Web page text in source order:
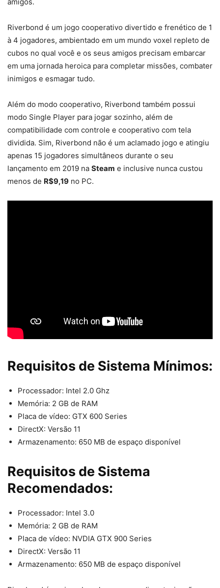
Riverbond é um jogo cooperativo divertido e frenético de 1
à 4 jogadores, ambientado em um mundo voxel repleto de
cubos no qual você e os seus amigos precisam embarcar
em uma jornada heroica para completar missões, combater
inimigos e esmagar tudo.
Além do modo cooperativo, Riverbond também possui
modo Single Player para jogar sozinho, além de
compatibilidade com controle e cooperativo com tela
dividida. Sim, Riverbond não é um aclamado jogo e atingiu
apenas 15 jogadores simultâneos durante o seu
lançamento em 2019 na Steam e inclusive nunca custou
menos de R$9,19 no PC.
Requisitos de Sistema Mínimos:
Processador: Intel 2.0 Ghz
Memória: 2 GB de RAM
Placa de vídeo: GTX 600 Series
DirectX: Versão 11
Armazenamento: 650 MB de espaço disponível
Requisitos de Sistema
Recomendados:
Processador: Intel 3.0
Memória: 2 GB de RAM
Placa de vídeo: NVDIA GTX 900 Series
DirectX: Versão 11
Armazenamento: 650 MB de espaço disponível